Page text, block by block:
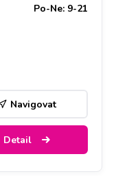
Po-Ne: 9-21
Navigovat
Detail